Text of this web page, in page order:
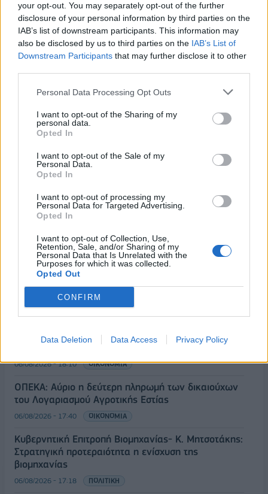
your opt-out. You may separately opt-out of the further
disclosure of your personal information by third parties on the
IAB’s list of downstream participants. This information may
also be disclosed by us to third parties on the IAB’s List of
Downstream Participants that may further disclose it to other
Personal Data Processing Opt Outs
I want to opt-out of the Sharing of my
personal data.
Opted In
I want to opt-out of the Sale of my
Personal Data.
Opted In
I want to opt-out of processing my
Personal Data for Targeted Advertising.
Opted In
I want to opt-out of Collection, Use,
Retention, Sale, and/or Sharing of my
Personal Data that Is Unrelated with the
Purposes for which it was collected.
Opted Out
CONFIRM
Data Deletion Data Access Privacy Policy
ΠτΔ: Η κυρά Ρήνη στην
Κίναρο συμβολίζει τα
φετινά Χριστούγεννα
Αρχιεπίσκοπος Ιερώνυμος:
«Ας μη σκανδαλίσουμε
τους αδελφούς με άκριτες
23/12/2020 - 17:43
ΡΟΗ ΕΙΔΗΣΕΩΝ
Χρηματιστήριο: Πτώση κατά 0,59%, στα 320,42
εκατ. ευρώ ο τζίρος
06/08/2026 - 18:10 ΟΙΚΟΝΟΜΙΑ
ΟΠΕΚΑ: Αύριο η δεύτερη πληρωμή των δικαιούχων
του Λογαριασμού Αγροτικής Εστίας
06/08/2026 - 17:40 ΟΙΚΟΝΟΜΙΑ
Κυβερνητική Επιτροπή Βιομηχανίας- Κ. Μητσοτάκης:
Στρατηγική προτεραιότητα η ενίσχυση της
βιομηχανίας
06/08/2026 - 17:18 ΠΟΛΙΤΙΚΗ